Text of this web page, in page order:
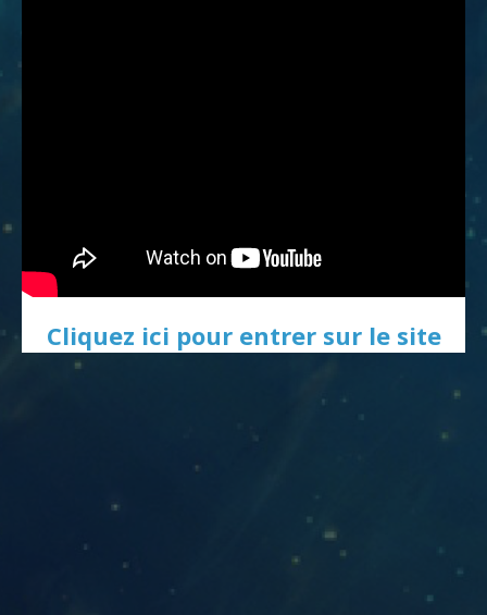
Cliquez ici pour entrer sur le site